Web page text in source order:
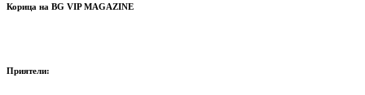
Корица на BG VIP MAGAZINE
Приятели: